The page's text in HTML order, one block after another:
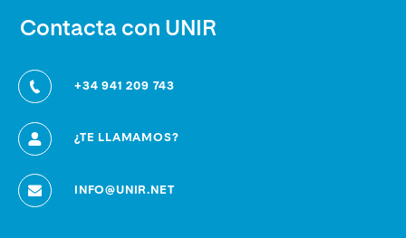
Contacta con UNIR
+34 941 209 743
¿TE LLAMAMOS?
INFO@UNIR.NET